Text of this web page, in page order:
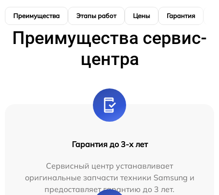
Преимущества Этапы работ Цены Гарантия
Преимущества сервис-
центра
Гарантия до 3-х лет
Сервисный центр устанавливает
оригинальные запчасти техники Samsung и
предоставляет гарантию до 3 лет.